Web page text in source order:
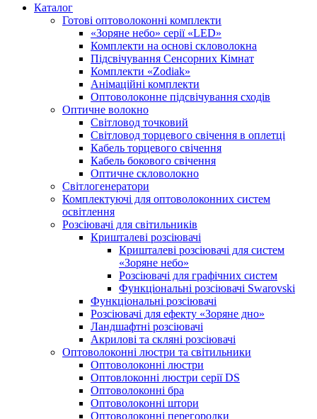
Каталог
Готові оптоволоконні комплекти
«Зоряне небо» серії «LED»
Комплекти на основі скловолокна
Підсвічування Сенсорних Кімнат
Комплекти «Zodiak»
Анімаційні комплекти
Оптоволоконне підсвічування сходів
Оптичне волокно
Світловод точковий
Світловод торцевого свічення в оплетці
Кабель торцевого свічення
Кабель бокового свічення
Оптичне скловолокно
Світлогенератори
Комплектуючі для оптоволоконних систем
освітлення
Розсіювачі для світильників
Кришталеві розсіювачі
Кришталеві розсіювачі для систем
«Зоряне небо»
Розсіювачі для графічних систем
Функціональні розсіювачі Swarovski
Функціональні розсіювачі
Розсіювачі для ефекту «Зоряне дно»
Ландшафтні розсіювачі
Акрилові та скляні розсіювачі
Оптоволоконні люстри та світильники
Оптоволоконні люстри
Оптовлоконні люстри серії DS
Оптоволоконні бра
Оптоволоконні штори
Оптоволоконні перегородки